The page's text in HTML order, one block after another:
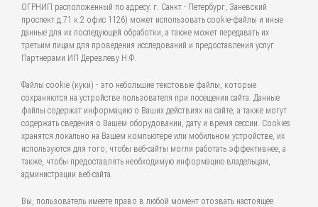
ОГРНИП расположенный по адресу: г. Санкт - Петербург, Заневский
проспект д.71 к.2 офис 1126) может использовать cookie-файлы и иные
данные для их последующей обработки, а также может передавать их
третьим лицам для проведения исследований и предоставления услуг
Партнерами ИП Деревлеву Н.Ф.
Файлы cookie (куки) - это небольшие текстовые файлы, которые
сохраняются на устройстве пользователя при посещении сайта. Данные
файлы содержат информацию о Ваших действиях на сайте, а также могут
содержать сведения о Вашем оборудовании, дату и время сессии. Cookies
хранятся локально на Вашем компьютере или мобильном устройстве, их
используются для того, чтобы веб-сайты могли работать эффективнее, а
также, чтобы предоставлять необходимую информацию владельцам,
администрации веб-сайта.
Вы, пользователь имеете право в любой момент отозвать настоящее